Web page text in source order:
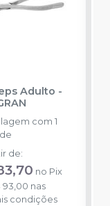
Adulto -
com 1
de:
no Pix
93,00 nas
condições